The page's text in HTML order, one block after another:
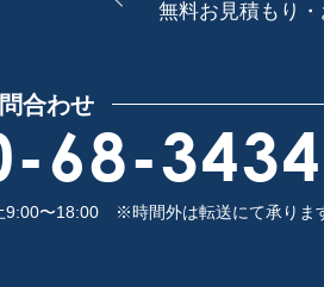
無料お見積もり・
合わせ
68-3434
9:00〜18:00 ※時間外は転送にて承りま